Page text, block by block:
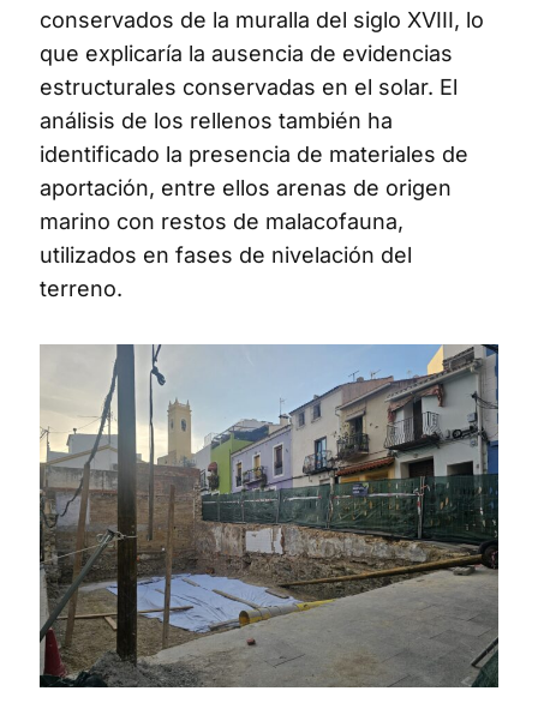
conservados de la muralla del siglo XVIII, lo
que explicaría la ausencia de evidencias
estructurales conservadas en el solar. El
análisis de los rellenos también ha
identificado la presencia de materiales de
aportación, entre ellos arenas de origen
marino con restos de malacofauna,
utilizados en fases de nivelación del
terreno.